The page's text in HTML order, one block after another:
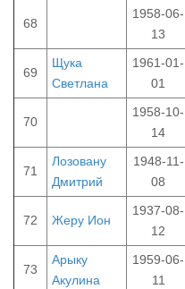
68
1958-06-
13
69
Щука
Светлана
1961-01-
01
70
1958-10-
14
71
Лозовану
Дмитрий
1948-11-
08
72 Жеру Ион
1937-08-
12
73
Арыку
Акулина
1959-06-
11